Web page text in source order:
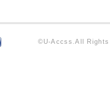
©U-Accss.All Rights